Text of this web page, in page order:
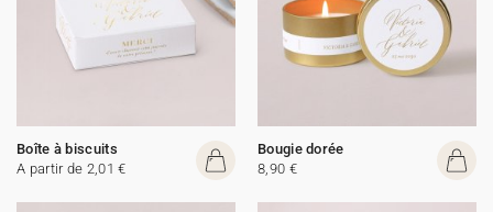
Boîte à biscuits
A partir de 2,01 €
Bougie dorée
8,90 €